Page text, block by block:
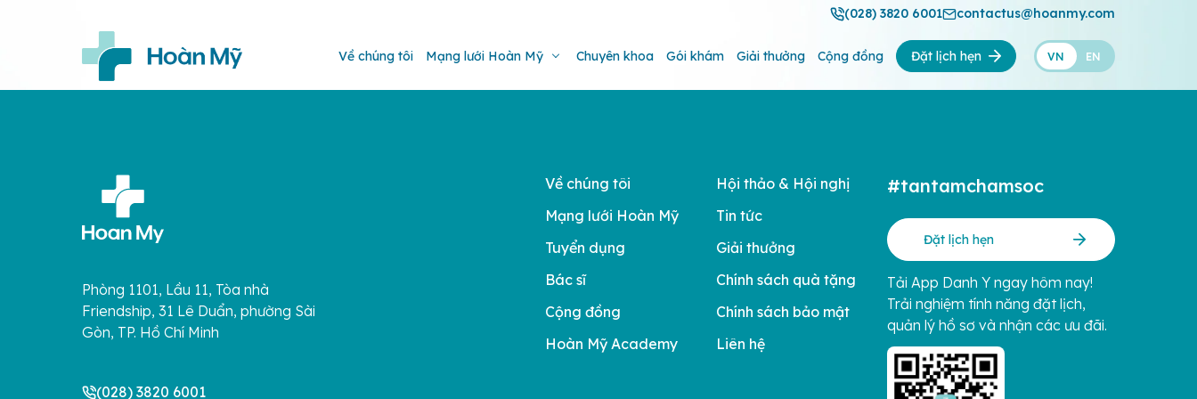
(028) 3820 6001 contactus@hoanmy.com
Về chúng tôi Mạng lưới Hoàn Mỹ Chuyên khoa Gói khám Giải thưởng Cộng đồng Đặt lịch hẹn VN EN
Phòng 1101, Lầu 11, Tòa nhà
Friendship, 31 Lê Duẩn, phường Sài
Gòn, TP. Hồ Chí Minh
(028) 3820 6001
Về chúng tôi
Mạng lưới Hoàn Mỹ
Tuyển dụng
Bác sĩ
Cộng đồng
Hoàn Mỹ Academy
Hội thảo & Hội nghị
Tin tức
Giải thưởng
Chính sách quà tặng
Chính sách bảo mật
Liên hệ
#tantamchamsoc
Đặt lịch hẹn
Tải App Danh Y ngay hôm nay!
Trải nghiệm tính năng đặt lịch,
quản lý hồ sơ và nhận các ưu đãi.